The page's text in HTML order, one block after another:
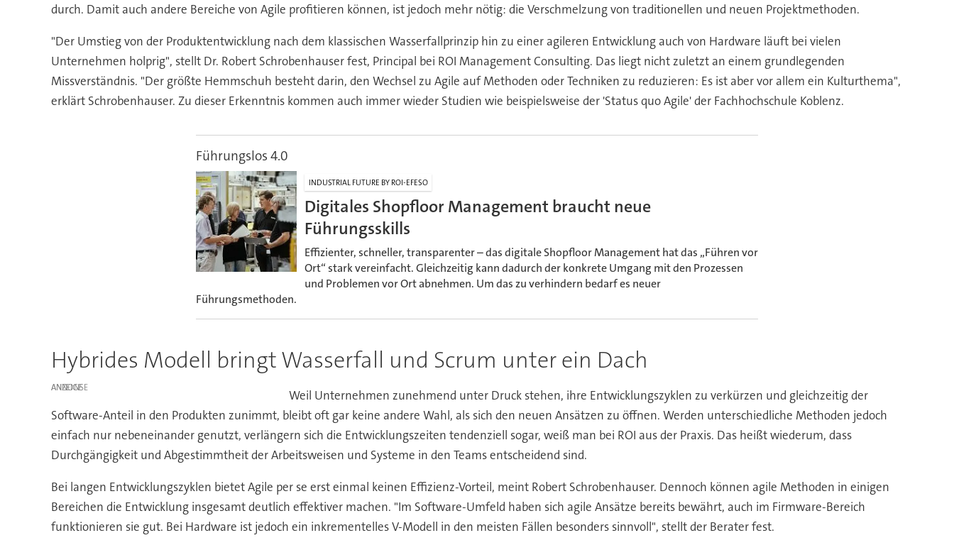
durch. Damit auch andere Bereiche von Agile profitieren können, ist jedoch mehr nötig: die Verschmelzung von traditionellen und neuen Projektmethoden.
"Der Umstieg von der Produktentwicklung nach dem klassischen Wasserfallprinzip hin zu einer agileren Entwicklung auch von Hardware läuft bei vielen
Unternehmen holprig", stellt Dr. Robert Schrobenhauser fest, Principal bei ROI Management Consulting. Das liegt nicht zuletzt an einem grundlegenden
Missverständnis. "Der größte Hemmschuh besteht darin, den Wechsel zu Agile auf Methoden oder Techniken zu reduzieren: Es ist aber vor allem ein Kulturthema",
erklärt Schrobenhauser. Zu dieser Erkenntnis kommen auch immer wieder Studien wie beispielsweise der 'Status quo Agile' der Fachhochschule Koblenz.
Führungslos 4.0
INDUSTRIAL FUTURE BY ROI-EFESO
Digitales Shopfloor Management braucht neue
Führungsskills
Effizienter, schneller, transparenter – das digitale Shopfloor Management hat das „Führen vor
Ort“ stark vereinfacht. Gleichzeitig kann dadurch der konkrete Umgang mit den Prozessen
und Problemen vor Ort abnehmen. Um das zu verhindern bedarf es neuer
Führungsmethoden.
Hybrides Modell bringt Wasserfall und Scrum unter ein Dach
ANZEIGE
Weil Unternehmen zunehmend unter Druck stehen, ihre Entwicklungszyklen zu verkürzen und gleichzeitig der
Software-Anteil in den Produkten zunimmt, bleibt oft gar keine andere Wahl, als sich den neuen Ansätzen zu öffnen. Werden unterschiedliche Methoden jedoch
einfach nur nebeneinander genutzt, verlängern sich die Entwicklungszeiten tendenziell sogar, weiß man bei ROI aus der Praxis. Das heißt wiederum, dass
Durchgängigkeit und Abgestimmtheit der Arbeitsweisen und Systeme in den Teams entscheidend sind.
Bei langen Entwicklungszyklen bietet Agile per se erst einmal keinen Effizienz-Vorteil, meint Robert Schrobenhauser. Dennoch können agile Methoden in einigen
Bereichen die Entwicklung insgesamt deutlich effektiver machen. "Im Software-Umfeld haben sich agile Ansätze bereits bewährt, auch im Firmware-Bereich
funktionieren sie gut. Bei Hardware ist jedoch ein inkrementelles V-Modell in den meisten Fällen besonders sinnvoll", stellt der Berater fest.